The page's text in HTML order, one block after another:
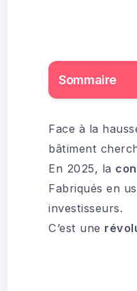
Sommaire
Face à la
bâtiment
En 2025, la
Fabriqués en
investisseurs.
C’est une